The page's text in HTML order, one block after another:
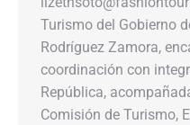
Turismo del Gobierno
Rodríguez Zamora,
coordinación con
República,
Comisión de Turismo,